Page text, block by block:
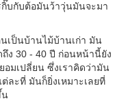
บกับต้อมันว้าวุ่นมันจะมา
เป็นบ้านไม้บ้านเก่า มัน
ง 30 - 40 ปี ก่อนหน้านี้ยัง
อมเปลี่ยน ซึ่งเราคิดว่ามัน
ละที่ มันก็ยิ่งเหมาะเลยที่
น